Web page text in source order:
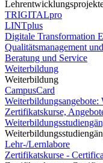
TRIGITALpro
LINTplus
Digitale Transformation
Qualitätsmanagement
Beratung und Service
Weiterbildung
Weiterbildung
CampusCard
Weiterbildungsangebote:
Zertifikatskurse,
Lehr-/Lernlabore
Zertifikatskurse -